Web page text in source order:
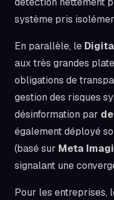
système pris
En parallèle, le
aux très grandes
obligations de
gestion des risques
désinformation par
également déployé
(basé sur Meta
signalant une
Pour les entreprises,